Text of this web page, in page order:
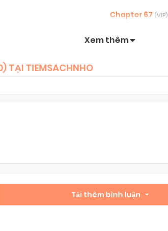
Chapter 67 (VIP)
Chapter 57
Xem thêm
) TẠI TIEMSACHNHO
Tải thêm bình luận